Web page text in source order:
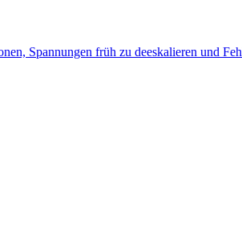
Spannungen früh zu deeskalieren und